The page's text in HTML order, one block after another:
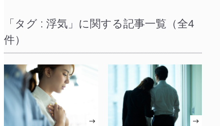
「タグ : 浮気」に関する記事一覧（全4
件）